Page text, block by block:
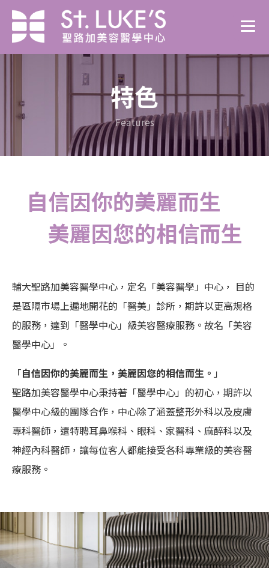
特色
Features
自信因你的美麗而生
，
美麗因您的相信而生
輔大聖路加美容醫學中心，定名「美容醫學」中心， 目的
是區隔市場上遍地開花的「醫美」診所，期許以更高規格
的服務，達到「醫學中心」級美容醫療服務。故名「美容
醫學中心」。
「自信因你的美麗而生，美麗因您的相信而生。 」
聖路加美容醫學中心秉持著「醫學中心」的初心，期許以
醫學中心級的團隊合作，中心除了涵蓋整形外科以及皮膚
專科醫師，還特聘耳鼻喉科、眼科、家醫科、麻醉科以及
神經內科醫師，讓每位客人都能接受各科專業級的美容醫
療服務。